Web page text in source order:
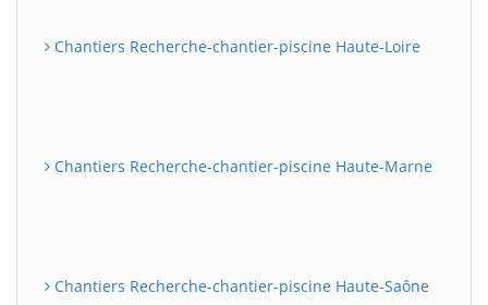
Chantiers Recherche-chantier-piscine Haute-Loire
Chantiers Recherche-chantier-piscine Haute-Marne
Chantiers Recherche-chantier-piscine Haute-Saône